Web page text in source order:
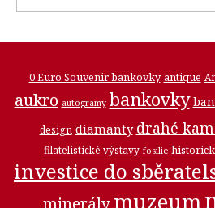
0 Euro Souvenir bankovky antique
aukro autogramy bankovky
design diamanty drahé
filatelistické výstavy fosilie
investice do
muzeum